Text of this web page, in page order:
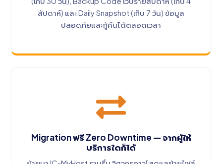
สัปดาห์) และ Daily Snapshot (เก็บ 7 วัน) ข้อมูล
ปลอดภัยและกู้คืนได้ตลอดเวลา
Migration ฟรี Zero Downtime — จากผู้ให้
บริการใดก็ได้